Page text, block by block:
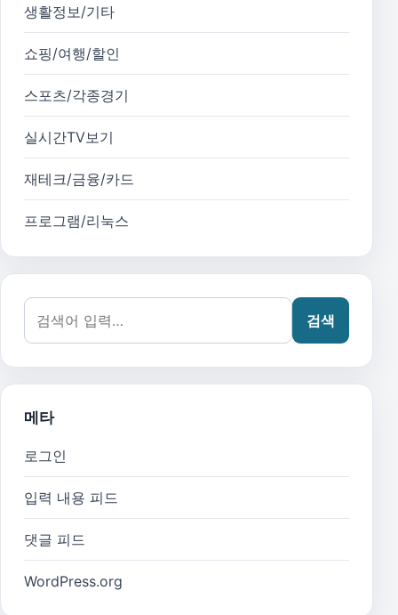
생활정보/기타
쇼핑/여행/할인
스포츠/각종경기
실시간TV보기
재테크/금융/카드
프로그램/리눅스
검색어:
검색
메타
로그인
입력 내용 피드
댓글 피드
WordPress.org